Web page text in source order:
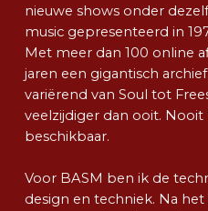
nieuwe shows onder
music gepresenteerd in
Met meer dan 100 online
jaren een gigantisch
variërend van Soul tot
veelzijdiger dan ooit.
beschikbaar.
Voor BASM ben ik de
design en techniek. Na